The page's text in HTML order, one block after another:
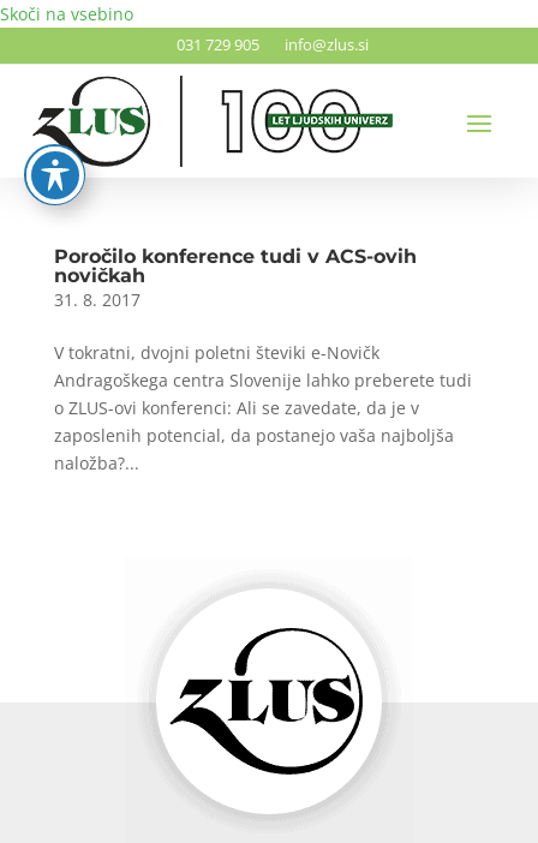
Skoči na vsebino
031 729 905 info@zlus.si
Poročilo konference tudi v ACS-ovih
novičkah
31. 8. 2017
V tokratni, dvojni poletni števiki e-Novičk
Andragoškega centra Slovenije lahko preberete tudi
o ZLUS-ovi konferenci: Ali se zavedate, da je v
zaposlenih potencial, da postanejo vaša najboljša
naložba?...